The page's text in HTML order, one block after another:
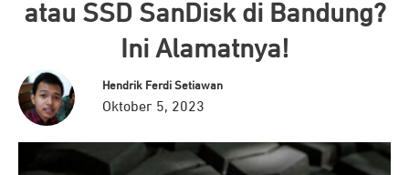
atau SSD SanDisk di Bandung?
Ini Alamatnya!
Hendrik Ferdi Setiawan
Oktober 5, 2023